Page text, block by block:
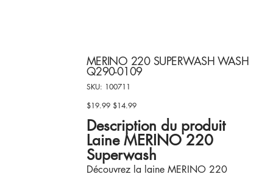
MERINO 220 SUPERWASH WASH
Q290-0109
SKU:
SKU
100711
100711
Original
price
$19.99 Sale
price
$14.99
Description du produit
Laine MERINO 220
Superwash
Découvrez la laine MERINO 220